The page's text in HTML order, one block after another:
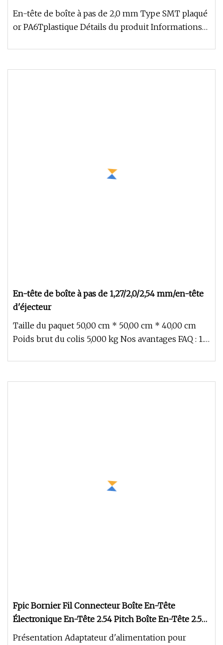
En-tête de boîte à pas de 2,0 mm Type SMT plaqué
or PA6Tplastique Détails du produit Informations
En-tête de boîte à pas de 1,27/2,0/2,54 mm/en-tête
d'éjecteur
Taille du paquet 50,00 cm * 50,00 cm * 40,00 cm
Poids brut du colis 5,000 kg Nos avantages FAQ : 1.Q
Fpic Bornier Fil Connecteur Boîte En-Tête
Électronique En-Tête 2.54 Pitch Boîte En-Tête 2.54
Pitch Boîte En-Tête
Présentation Adaptateur d'alimentation pour